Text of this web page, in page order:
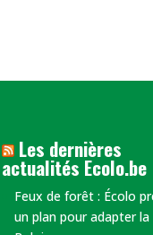
Les dernières
actualités Ecolo.be
​Feux de forêt : Écolo
un plan pour adapter la